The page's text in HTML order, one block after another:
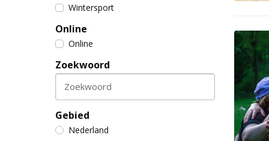
Wintersport
Online
Online
Zoekwoord
Zoekwoord
Gebied
Nederland